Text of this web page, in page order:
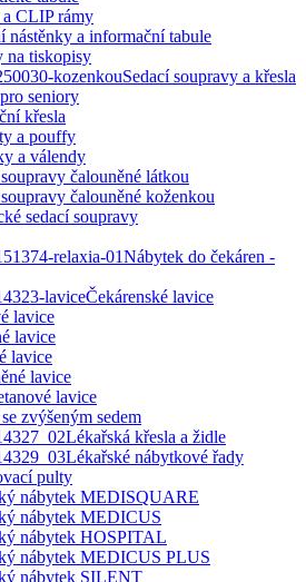
CLIP rámy
nástěnky a informační tabule
na tiskopisy
Sedací soupravy a křesla
seniory
křesla
a pouffy
a válendy
čalouněné látkou
čalouněné koženkou
sedací soupravy
Nábytek do čekáren -
Čekárenské lavice
lavice
lavice
lavice
lavice
lavice
zvýšeným sedem
Lékařská křesla a židle
Lékařské nábytkové řady
pulty
nábytek MEDISQUARE
nábytek MEDICUS
nábytek HOSPITAL
nábytek MEDICUS PLUS
nábytek SILENT